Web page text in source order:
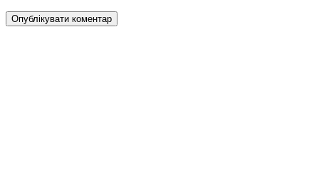
Опублікувати коментар